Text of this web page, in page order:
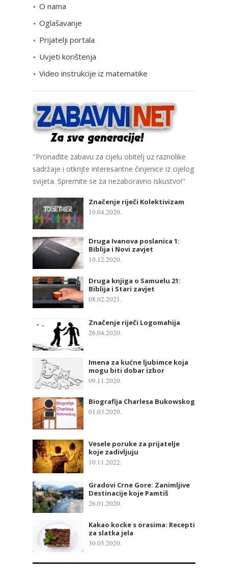
i
j
O nama
Oglašavanje
Prijatelji portala
Uvjeti korištenja
Video instrukcije iz matematike
"Pronađite zabavu za cijelu obitelj uz raznolike
sadržaje i otkrijte interesantne činjenice iz cijelog
svijeta. Spremite se za nezaboravno iskustvo!"
Značenje riječi Kolektivizam
10.04.2020.
Druga Ivanova poslanica 1:
Biblija i Novi zavjet
10.12.2020.
Druga knjiga o Samuelu 21:
Biblija i Stari zavjet
08.02.2021.
Značenje riječi Logomahija
26.04.2020.
Imena za kućne ljubimce koja
mogu biti dobar izbor
09.11.2020.
Biografija Charlesa Bukowskog
01.03.2020.
Vesele poruke za prijatelje
koje zadivljuju
10.11.2022.
Gradovi Crne Gore: Zanimljive
Destinacije koje Pamtiš
26.01.2020.
Kakao kocke s orasima: Recepti
za slatka jela
30.05.2020.